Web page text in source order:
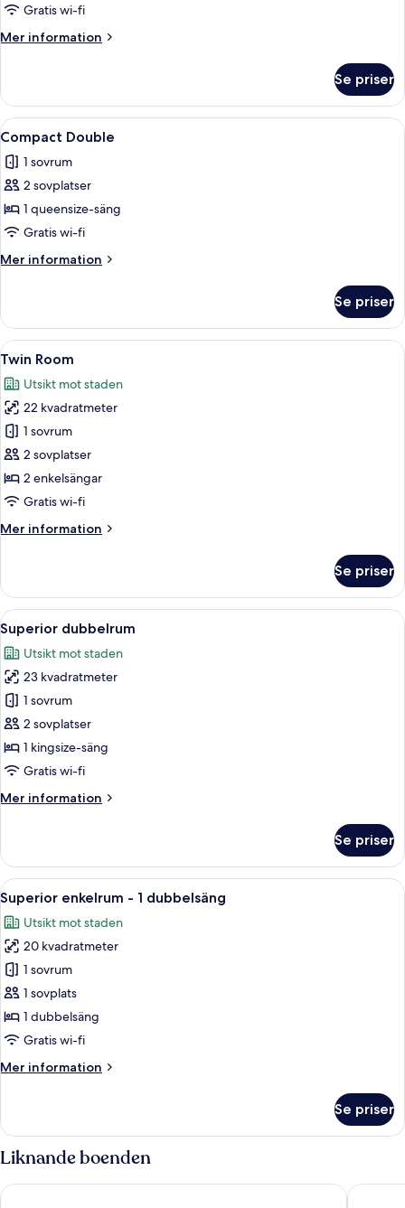
Gratis wi-fi
Mer information
Mer
Se priser
Öppna
alla
foton
för
Compact
Double
Ett hotellrum med en säng, ett
10
Compact Double
1 sovrum
2 sovplatser
1 queensize-säng
Gratis wi-fi
Mer information
Mer
Double
Se priser
Öppna
alla
foton
för
Twin
Room
Ett hotellrum med två sängar, ett
7
Twin Room
Utsikt mot staden
22 kvadratmeter
1 sovrum
2 sovplatser
2 enkelsängar
Gratis wi-fi
Mer information
Mer
Room
Se priser
Öppna
alla
foton
för
Superior
dubbelrum
Superior dubbelrum | Utsikt från
16
Superior dubbelrum
Utsikt mot staden
23 kvadratmeter
1 sovrum
2 sovplatser
1 kingsize-säng
Gratis wi-fi
Mer information
Mer
dubbelrum
Se priser
Öppna
alla
foton
för
Superior
enkelrum
-
1
Ett hotellrum med en säng, ett
10
Superior enkelrum - 1 dubbelsäng
Utsikt mot staden
20 kvadratmeter
1 sovrum
1 sovplats
1 dubbelsäng
Gratis wi-fi
Mer information
Mer
enkelrum
1
Se priser
Liknande boenden
Scandic Spectrum Tivoli